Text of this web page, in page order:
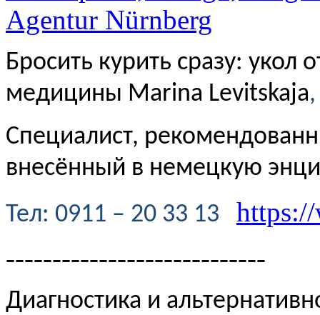
Agentur Nürnberg
Бросить курить сразу: укол
медицины Marina Levitskaja,
Специалист,
внесённый в немецкую
Teл: 0911 – 20 33 13
----------------------------
Диагностика и